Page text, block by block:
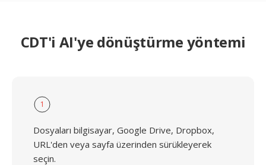
CDT'i AI'ye dönüştürme yöntemi
1
Dosyaları bilgisayar, Google Drive, Dropbox,
URL'den veya sayfa üzerinden sürükleyerek
seçin.